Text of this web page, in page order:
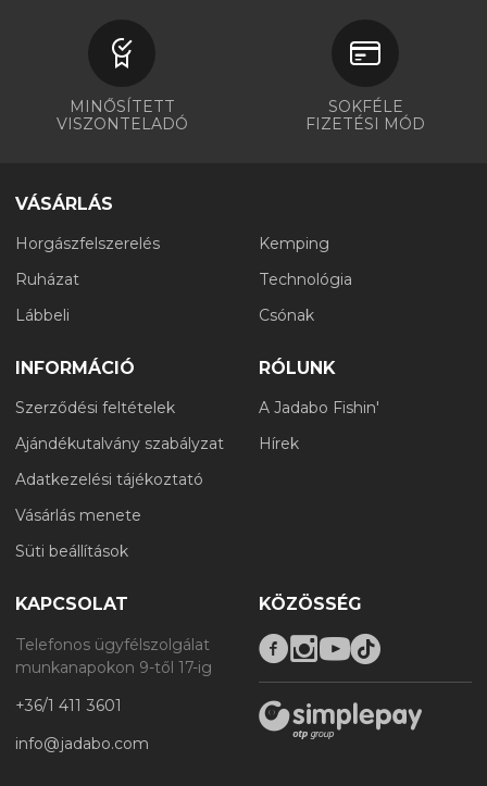
MINŐSÍTETT
VISZONTELADÓ
SOKFÉLE
FIZETÉSI MÓD
VÁSÁRLÁS
Horgászfelszerelés
Ruházat
Lábbeli
Kemping
Technológia
Csónak
INFORMÁCIÓ
Szerződési feltételek
Ajándékutalvány szabályzat
Adatkezelési tájékoztató
Vásárlás menete
Süti beállítások
RÓLUNK
A Jadabo Fishin'
Hírek
KAPCSOLAT
Telefonos ügyfélszolgálat
munkanapokon 9-től 17-ig
+36/1 411 3601
info@jadabo.com
KÖZÖSSÉG